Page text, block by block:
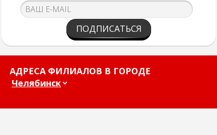
ПОДПИСАТЬСЯ
АДРЕСА ФИЛИАЛОВ В ГОРОДЕ